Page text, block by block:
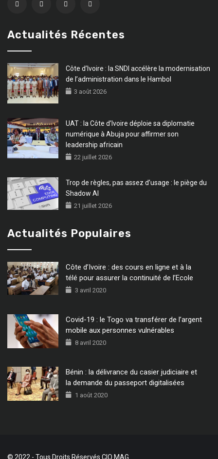
Actualités Récentes
Côte d’Ivoire : la SNDI accélère la modernisation
de l’administration dans le Hambol
3 août 2026
UAT : la Côte d’Ivoire déploie sa diplomatie
numérique à Abuja pour affirmer son
leadership africain
22 juillet 2026
Trop de règles, pas assez d’usage : le piège du
Shadow AI
21 juillet 2026
Actualités Populaires
Côte d’Ivoire : des cours en ligne et à la
télé pour assurer la continuité de l’Ecole
3 avril 2020
Covid-19 : le Togo va transférer de l’argent
mobile aux personnes vulnérables
8 avril 2020
Bénin : la délivrance du casier judiciaire et
la demande du passeport digitalisées
1 août 2020
© 2022 - Tous Droits Réservés CIO MAG.